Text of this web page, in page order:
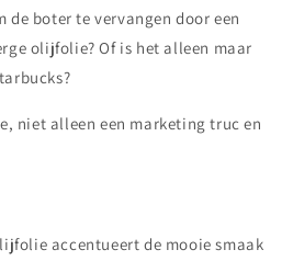
de boter te vervangen door een
olijfolie? Of is het alleen maar
niet alleen een marketing truc en
accentueert de mooie smaak